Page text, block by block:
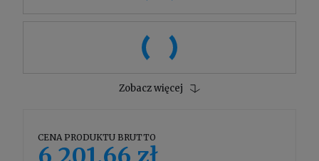
Zobacz więcej
CENA PRODUKTU BRUTTO